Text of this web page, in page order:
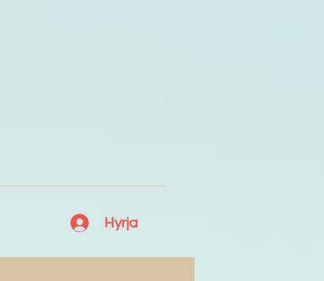
Hyrja